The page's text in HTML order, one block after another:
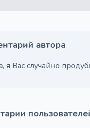
автора
я Вас случайно